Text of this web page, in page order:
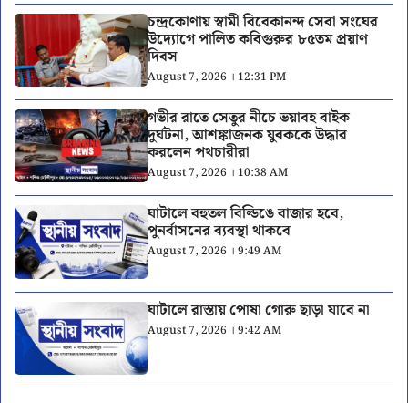
চন্দ্রকোণায় স্বামী বিবেকানন্দ সেবা সংঘের
উদ্যোগে পালিত কবিগুরুর ৮৫তম প্রয়াণ
দিবস
August 7, 2026 । 12:31 PM
গভীর রাতে সেতুর নীচে ভয়াবহ বাইক
দুর্ঘটনা, আশঙ্কাজনক যুবককে উদ্ধার
করলেন পথচারীরা
August 7, 2026 । 10:38 AM
ঘাটালে বহুতল বিল্ডিঙে বাজার হবে,
পুনর্বাসনের ব্যবস্থা থাকবে
August 7, 2026 । 9:49 AM
ঘাটালে রাস্তায় পোষা গোরু ছাড়া যাবে না
August 7, 2026 । 9:42 AM